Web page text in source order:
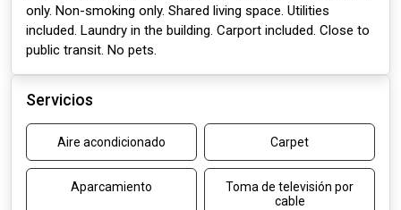
only. Non-smoking only. Shared living space. Utilities
included. Laundry in the building. Carport included. Close to
public transit. No pets.
Servicios
Aire acondicionado Carpet
Aparcamiento
Toma de televisión por
cable